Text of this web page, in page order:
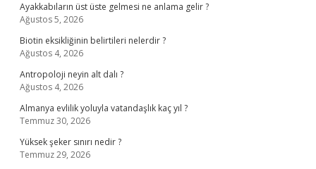
Ayakkabıların üst üste gelmesi ne anlama gelir ?
Ağustos 5, 2026
Biotin eksikliğinin belirtileri nelerdir ?
Ağustos 4, 2026
Antropoloji neyin alt dalı ?
Ağustos 4, 2026
Almanya evlilik yoluyla vatandaşlık kaç yıl ?
Temmuz 30, 2026
Yüksek şeker sınırı nedir ?
Temmuz 29, 2026